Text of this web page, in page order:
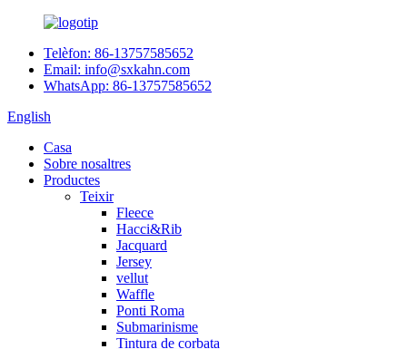
Telèfon: 86-13757585652
Email: info@sxkahn.com
WhatsApp: 86-13757585652
English
Casa
Sobre nosaltres
Productes
Teixir
Fleece
Hacci&Rib
Jacquard
Jersey
vellut
Waffle
Ponti Roma
Submarinisme
Tintura de corbata